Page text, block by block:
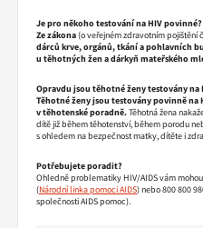
Je pro někoho testování na HIV povinné?
Ze zákona(o veřejném zdravotním pojištění
dárců krve, orgánů, tkání a pohlavních
u těhotných žen a dárkyň mateřského
Opravdu jsou těhotné ženy testovány na
Těhotné ženy jsou testovány povinně
v těhotenské poradně.Těhotná žena
dítě již během těhotenství, během porodu
s ohledem na bezpečnost matky, dítěte i
Potřebujete poradit?
Ohledně problematiky HIV/AIDS vám
(Národní linka pomoci AIDS) nebo 800 800
společnosti AIDS pomoc).